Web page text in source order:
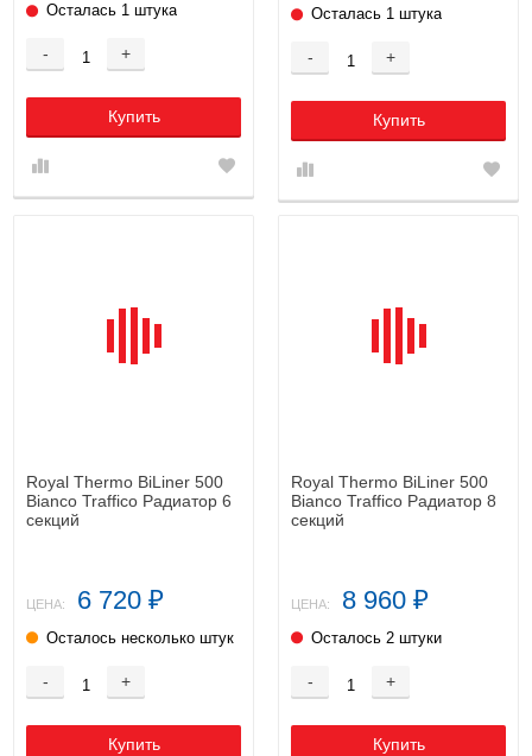
Осталась 1 штука
- +
Купить
Осталась 1 штука
- +
Купить
Royal Thermo BiLiner 500
Bianco Traffico Радиатор 6
секций
ЦЕНА: 6 720 ₽
Осталось несколько штук
- +
Купить
Royal Thermo BiLiner 500
Bianco Traffico Радиатор 8
секций
ЦЕНА: 8 960 ₽
Осталось 2 штуки
- +
Купить